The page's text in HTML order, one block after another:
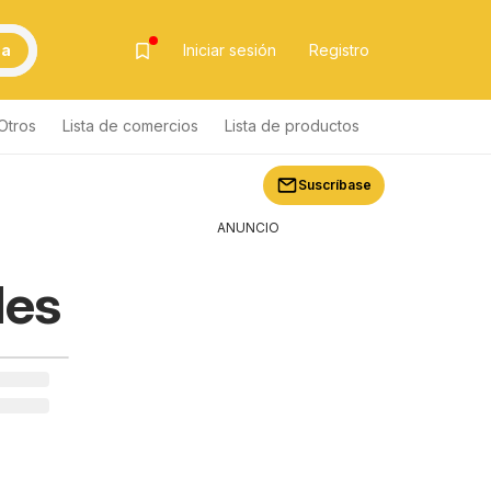
Iniciar sesión Registro
Lista de comercios Lista de productos
Suscríbase
ANUNCIO